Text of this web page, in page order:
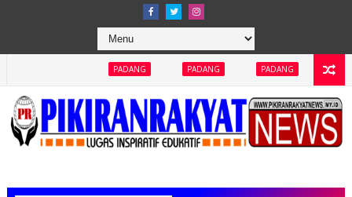
PADANG PADANG PADANG